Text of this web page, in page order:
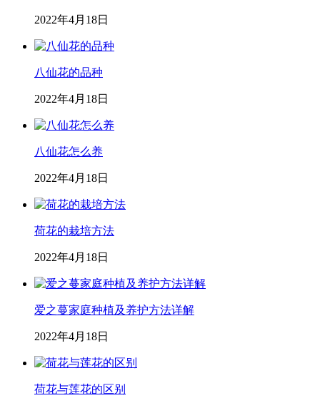
2022年4月18日
八仙花的品种
2022年4月18日
八仙花怎么养
2022年4月18日
荷花的栽培方法
2022年4月18日
爱之蔓家庭种植及养护方法详解
2022年4月18日
荷花与莲花的区别